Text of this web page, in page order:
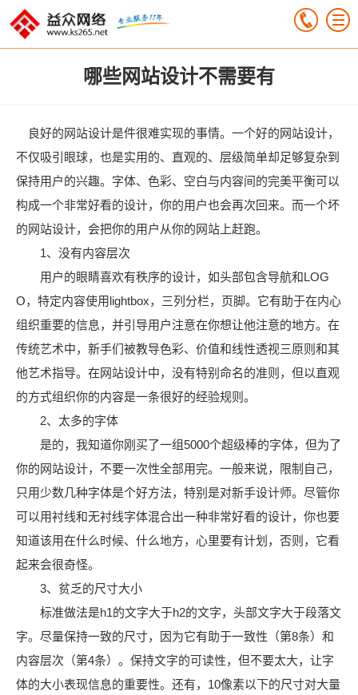
哪些网站设计不需要有
良好的网站设计是件很难实现的事情。一个好的网站设计，
不仅吸引眼球，也是实用的、直观的、层级简单却足够复杂到
保持用户的兴趣。字体、色彩、空白与内容间的完美平衡可以
构成一个非常好看的设计，你的用户也会再次回来。而一个坏
的网站设计，会把你的用户从你的网站上赶跑。
1、没有内容层次
用户的眼睛喜欢有秩序的设计，如头部包含导航和LOG
O，特定内容使用lightbox，三列分栏，页脚。它有助于在内心
组织重要的信息，并引导用户注意在你想让他注意的地方。在
传统艺术中，新手们被教导色彩、价值和线性透视三原则和其
他艺术指导。在网站设计中，没有特别命名的准则，但以直观
的方式组织你的内容是一条很好的经验规则。
2、太多的字体
是的，我知道你刚买了一组5000个超级棒的字体，但为了
你的网站设计，不要一次性全部用完。一般来说，限制自己，
只用少数几种字体是个好方法，特别是对新手设计师。尽管你
可以用衬线和无衬线字体混合出一种非常好看的设计，你也要
知道该用在什么时候、什么地方，心里要有计划，否则，它看
起来会很奇怪。
3、贫乏的尺寸大小
标准做法是h1的文字大于h2的文字，头部文字大于段落文
字。尽量保持一致的尺寸，因为它有助于一致性（第8条）和
内容层次（第4条）。保持文字的可读性，但不要太大，让字
体的大小表现信息的重要性。还有，10像素以下的尺寸对大量